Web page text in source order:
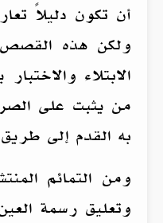
أن تكون دليلاً
ولكن هذه
الابتلاء
من يثبت على
به القدم إلى
ومن التمائم
وتعليق رسمة